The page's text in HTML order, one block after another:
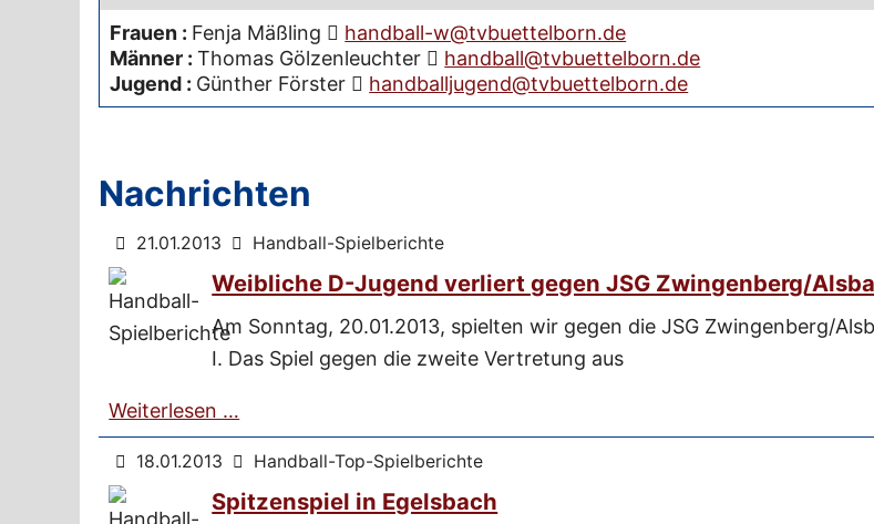
Frauen : Fenja Mäßling
handball-w@tvbuettelborn.de
Männer :Thomas Gölzenleuchter
handball@tvbuettelborn.de
Jugend : Günther Förster handballjugend@tvbuettelborn.de
Nachrichten
21.01.2013 Handball-Spielberichte
Weibliche D-Jugend verliert gegen JSG Zwingenberg/
Am Sonntag, 20.01.2013, spielten wir gegen die JSG Zwingenberg/
I. Das Spiel gegen die zweite Vertretung aus
Weiterlesen …
18.01.2013 Handball-Top-Spielberichte
Spitzenspiel in Egelsbach